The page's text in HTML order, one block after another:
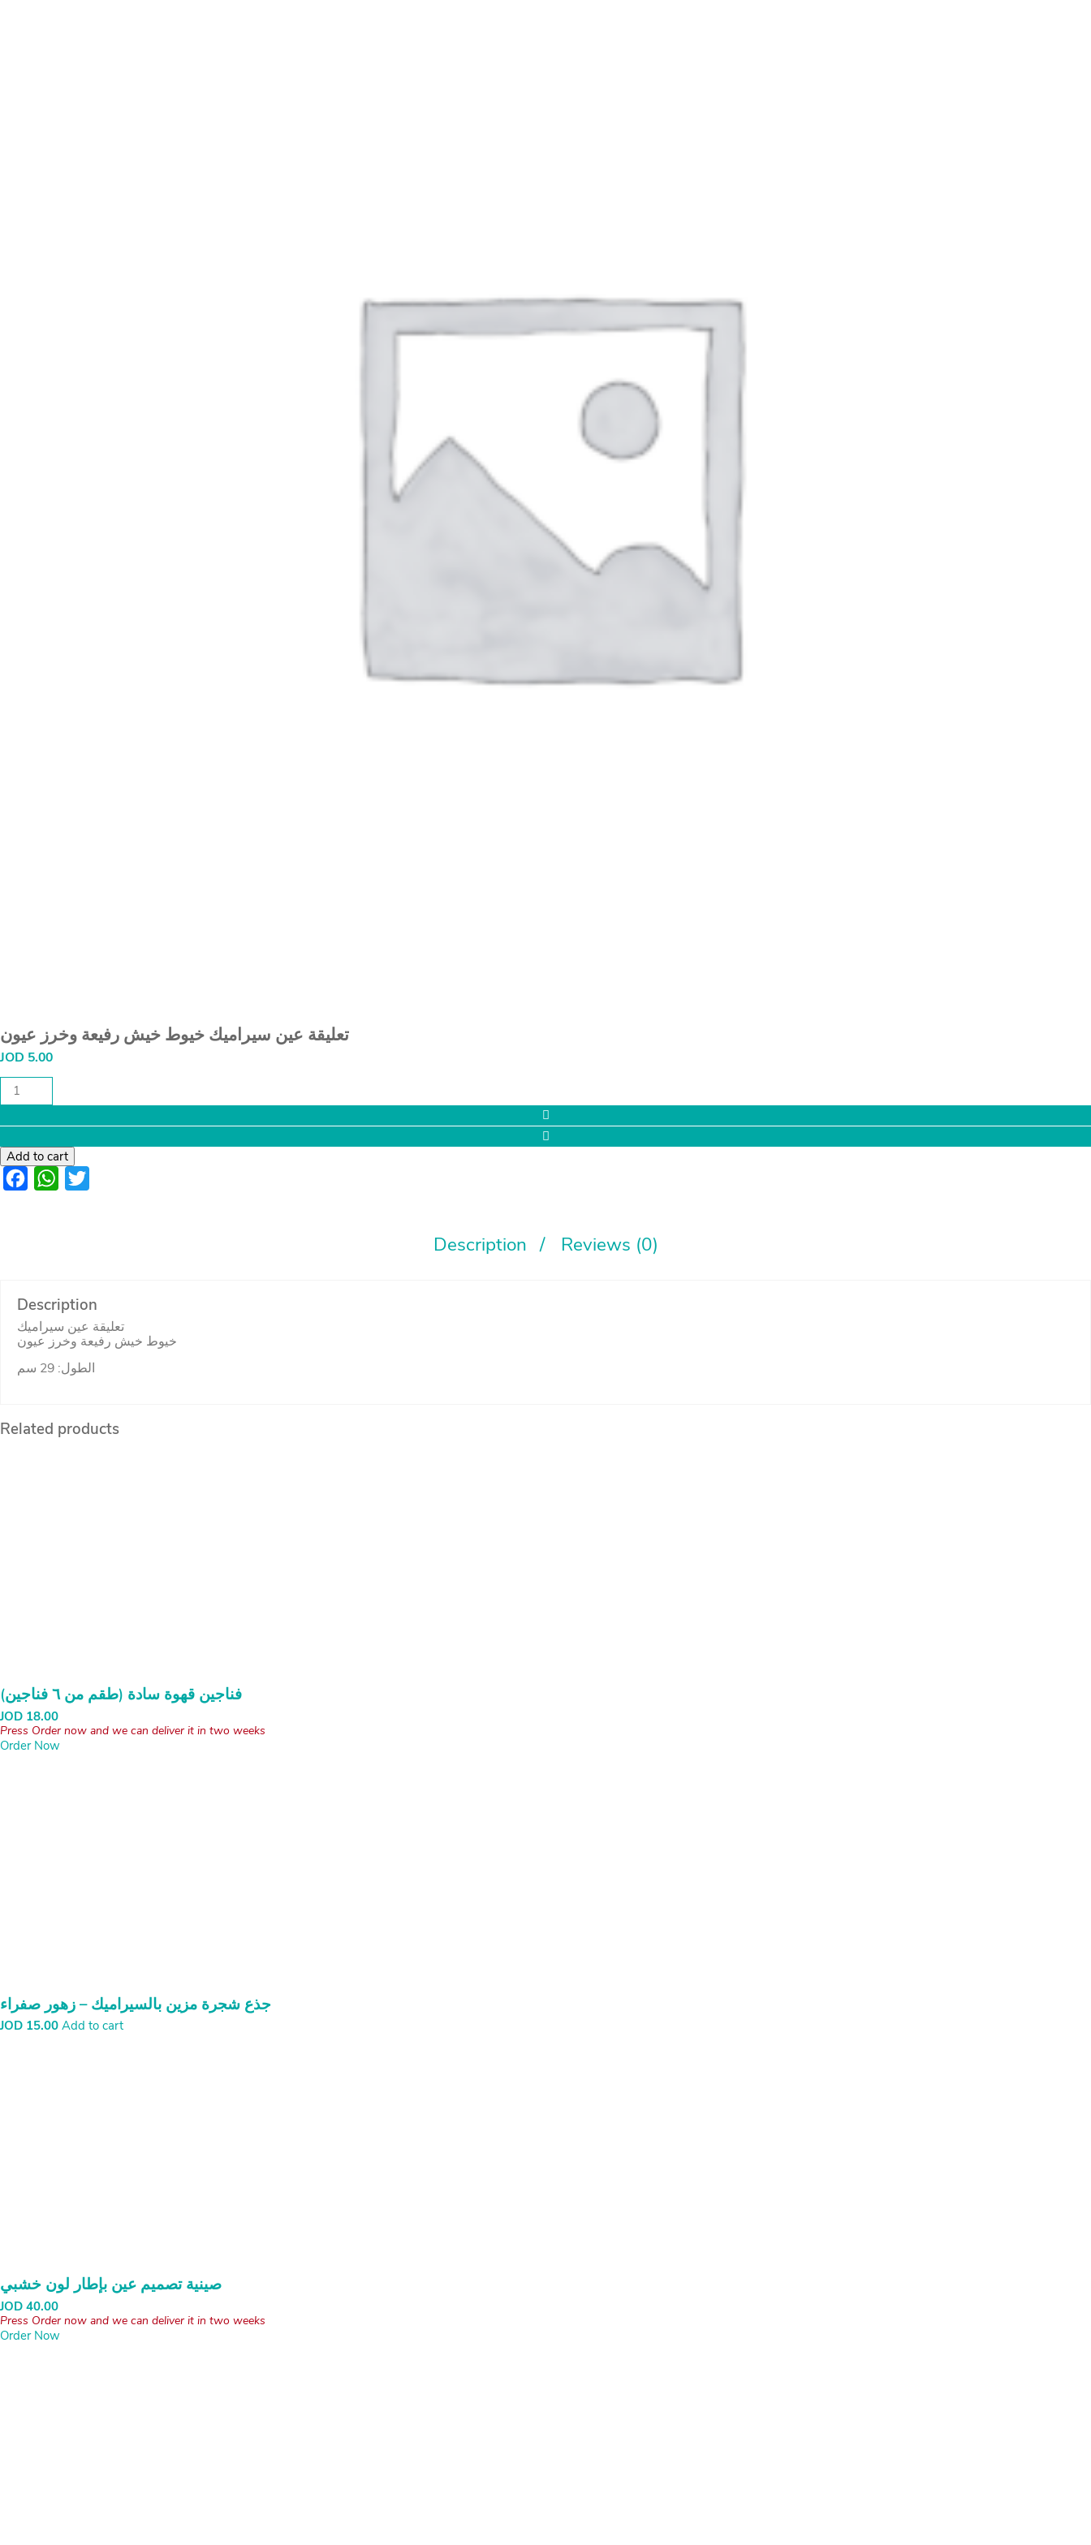
تعليقة عين سيراميك خيوط خيش رفيعة وخرز عيون
JOD 5.00
تعليقة
عين
خيوط
رفيعة
وخرز
عيون
Add to cart
FacebookWhatsApp
Description Reviews (0)
Description
تعليقة عين سيراميك
خيوط خيش رفيعة وخرز عيون
الطول: 29 سم
Related products
فناجين قهوة سادة (طقم من ٦ فناجين)
JOD 18.00
Press Order now and we can deliver it in two weeks
Order Now
جذع شجرة مزين بالسيراميك – زهور صفراء
JOD 15.00 Add to cart
صينية تصميم عين بإطار لون خشبي
JOD 40.00
Press Order now and we can deliver it in two weeks
Order Now